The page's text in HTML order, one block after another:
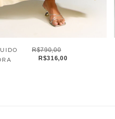
R$790,00
R$316,00